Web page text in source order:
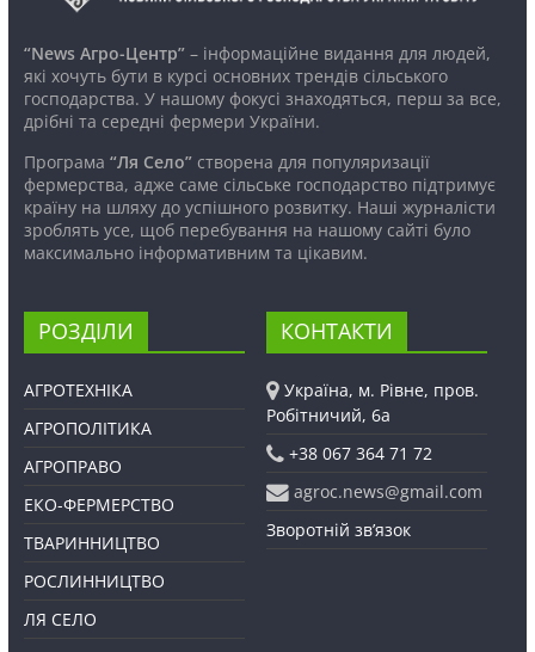
“News Агро-Центр”– інформаційне видання для людей,
які хочуть бути в курсі основних трендів сільського
господарства. У нашому фокусі знаходяться, перш за все,
дрібні та середні фермери України.
Програма “Ля Село”створена для популяризації
фермерства, адже саме сільське господарство підтримує
країну на шляху до успішного розвитку. Наші журналісти
зроблять усе, щоб перебування на нашому сайті було
максимально інформативним та цікавим.
РОЗДІЛИ
АГРОТЕХНІКА
АГРОПОЛІТИКА
АГРОПРАВО
ЕКО-ФЕРМЕРСТВО
ТВАРИННИЦТВО
РОСЛИННИЦТВО
ЛЯ СЕЛО
КОНТАКТИ
Україна, м. Рівне, пров.
Робітничий, 6а
+38 067 364 71 72
agroc.news@gmail.com
Зворотній зв’язок